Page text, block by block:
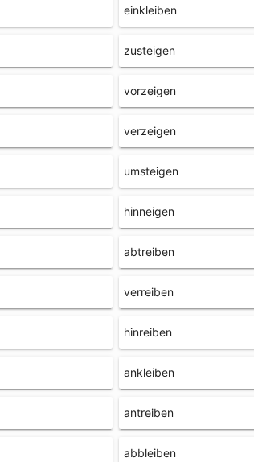
einkleiben
zusteigen
vorzeigen
verzeigen
umsteigen
hinneigen
abtreiben
verreiben
hinreiben
ankleiben
antreiben
abbleiben